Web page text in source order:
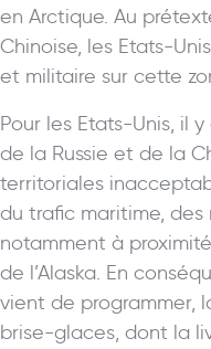
en Arctique. Au
Chinoise, les Etats-
et militaire sur cette
Pour les Etats-Unis, il
de la Russie et de la
territoriales
du trafic maritime, des
notamment à
de l’Alaska. En
vient de programmer,
brise-glaces, dont la